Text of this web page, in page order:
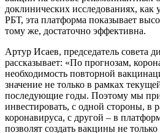
доклинических исследованиях, как
РБТ, эта платформа показывает
тому же, достаточно эффективна.
Артур Исаев, председатель совета
рассказывает: «По прогнозам,
необходимость повторной
значение не только в рамках
последующие годы. Поэтому мы
инвестировать, с одной стороны, в
коронавируса, с другой – в
позволят создать вакцины не